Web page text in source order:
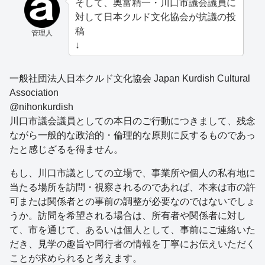
管理人
そして、奥富精一・川口市議会議員に
対して日本クルド文化協会が抗議の投
稿
↓
一般社団法人日本クルド文化協会 Japan Kurdish Cultural
Association
@nihonkurdish
川口市議会議員としての本日のご行動につきまして、残念
ながら一般的な政治的・倫理的な原則に反するものであっ
たと感じざるを得ません。
もし、川口市議としての立場で、事業所や個人の私有地に
当たる場所を訪問・視察されるのであれば、本来は市の許
可または関係者との事前の調整が必要なのではないでしょ
うか。訪問を希望される場合は、所有者や関係者に対し
て、市を通じて、あるいは個人として、事前にご連絡いた
だき、見学の趣旨や同行者の情報を丁寧にお伝えいただく
ことが求められると考えます。